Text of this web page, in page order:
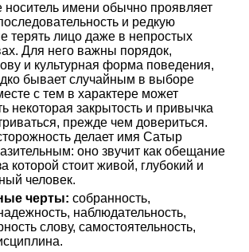
носитель имени обычно проявляет
и редкую
терять лицо даже в непростых
Для него важны порядок,
и культурная форма поведения,
бывает случайным в выборе
с тем в характере может
некоторая закрытость и привычка
прежде чем довериться.
делает имя Сатыр
оно звучит как обещание
которой стоит живой, глубокий и
человек.
черты: собранность,
наблюдательность,
слову, самостоятельность,